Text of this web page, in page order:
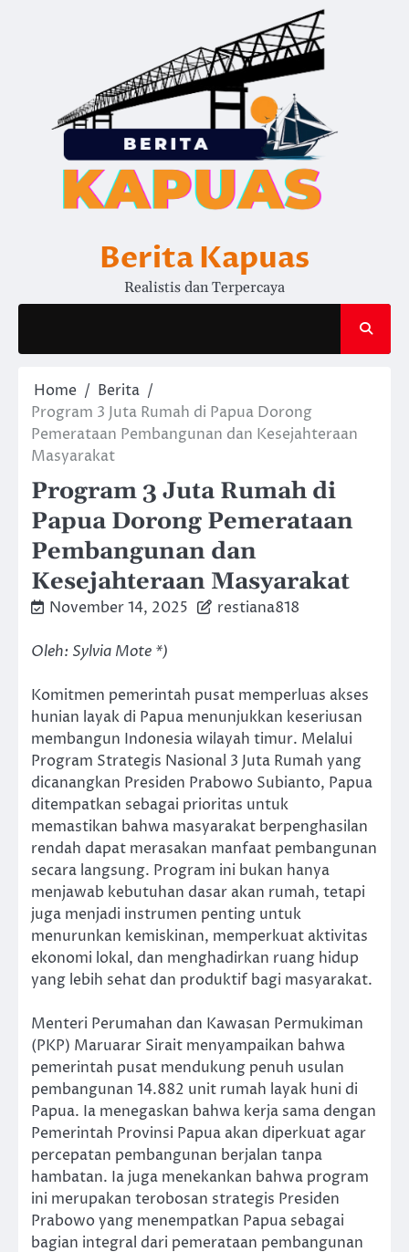
Berita Kapuas
Realistis dan Terpercaya
Home
Berita
Program 3 Juta Rumah di Papua Dorong
Pemerataan Pembangunan dan Kesejahteraan
Masyarakat
Program 3 Juta Rumah di
Papua Dorong Pemerataan
Pembangunan dan
Kesejahteraan Masyarakat
November 14, 2025 restiana818
Oleh: Sylvia Mote *)
Komitmen pemerintah pusat memperluas akses
hunian layak di Papua menunjukkan keseriusan
membangun Indonesia wilayah timur. Melalui
Program Strategis Nasional 3 Juta Rumah yang
dicanangkan Presiden Prabowo Subianto, Papua
ditempatkan sebagai prioritas untuk
memastikan bahwa masyarakat berpenghasilan
rendah dapat merasakan manfaat pembangunan
secara langsung. Program ini bukan hanya
menjawab kebutuhan dasar akan rumah, tetapi
juga menjadi instrumen penting untuk
menurunkan kemiskinan, memperkuat aktivitas
ekonomi lokal, dan menghadirkan ruang hidup
yang lebih sehat dan produktif bagi masyarakat.
Menteri Perumahan dan Kawasan Permukiman
(PKP) Maruarar Sirait menyampaikan bahwa
pemerintah pusat mendukung penuh usulan
pembangunan 14.882 unit rumah layak huni di
Papua. Ia menegaskan bahwa kerja sama dengan
Pemerintah Provinsi Papua akan diperkuat agar
percepatan pembangunan berjalan tanpa
hambatan. Ia juga menekankan bahwa program
ini merupakan terobosan strategis Presiden
Prabowo yang menempatkan Papua sebagai
bagian integral dari pemerataan pembangunan